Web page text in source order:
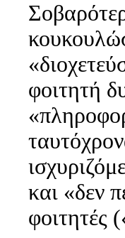
φοιτητή
και «δεν
φοιτητές